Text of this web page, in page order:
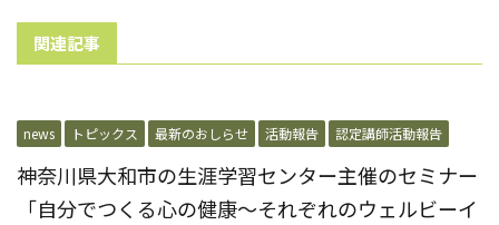
関連記事
news トピックス 最新のおしらせ 活動報告 認定講師活動報告
神奈川県大和市の生涯学習センター主催のセミナー
「自分でつくる心の健康～それぞれのウェルビーイ